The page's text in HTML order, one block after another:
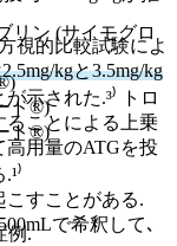
視的比較試験によ
kgと3.5mg/kg
が示された.³⁾ トロ
ることによる上乗
用量のATGを投
こすことがある.
で希釈して､
リン (サイモグロ
ド®)
ト®)
例.